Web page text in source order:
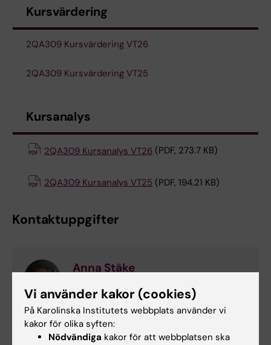
Kursvärdering
2QA309 Kursvärdering VT26
2QA309 Kursvärdering VT25
Kursanalys
2QA309 Kursanalys VT26 (PDF, 273.7 KB)
2QA309 Kursanalys VT25 (PDF, 194.21 KB)
Kontaktuppgifter
Anna Stäke
Telefon:
+46852482228
E-post:
Vi använder kakor (cookies)
På Karolinska Institutets webbplats använder vi
kakor för olika syften:
Nödvändiga kakor för att webbplatsen ska